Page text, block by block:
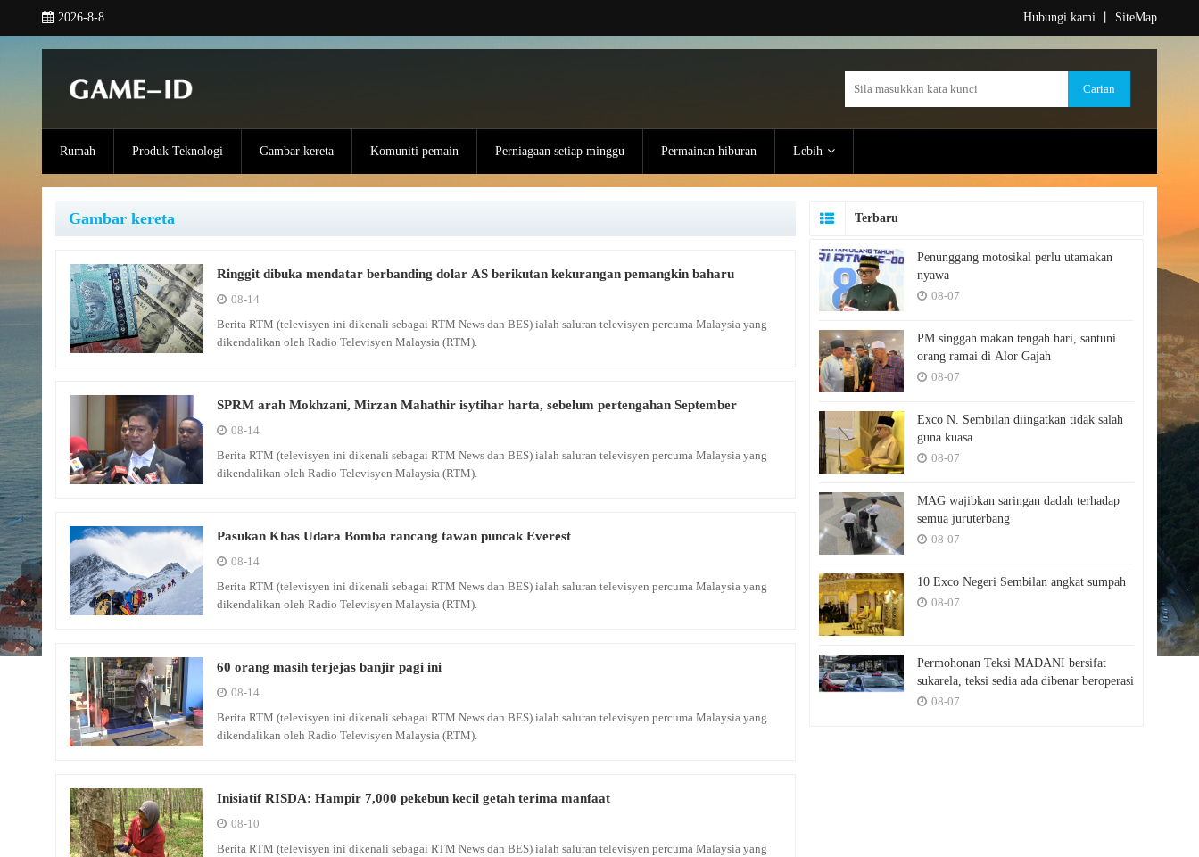
2026-8-8 Hubungi kami SiteMap
Rumah Produk Teknologi Gambar kereta Komuniti pemain Perniagaan setiap minggu Permainan hiburan Lebih
Gambar kereta
Ringgit dibuka mendatar berbanding dolar AS berikutan kekurangan pemangkin baharu
08-14
Berita RTM (televisyen ini dikenali sebagai RTM News dan BES) ialah saluran televisyen percuma Malaysia yang
dikendalikan oleh Radio Televisyen Malaysia (RTM).
SPRM arah Mokhzani, Mirzan Mahathir isytihar harta, sebelum pertengahan September
08-14
Berita RTM (televisyen ini dikenali sebagai RTM News dan BES) ialah saluran televisyen percuma Malaysia yang
dikendalikan oleh Radio Televisyen Malaysia (RTM).
Pasukan Khas Udara Bomba rancang tawan puncak Everest
08-14
Berita RTM (televisyen ini dikenali sebagai RTM News dan BES) ialah saluran televisyen percuma Malaysia yang
dikendalikan oleh Radio Televisyen Malaysia (RTM).
60 orang masih terjejas banjir pagi ini
08-14
Berita RTM (televisyen ini dikenali sebagai RTM News dan BES) ialah saluran televisyen percuma Malaysia yang
dikendalikan oleh Radio Televisyen Malaysia (RTM).
Inisiatif RISDA: Hampir 7,000 pekebun kecil getah terima manfaat
08-10
Berita RTM (televisyen ini dikenali sebagai RTM News dan BES) ialah saluran televisyen percuma Malaysia yang
Terbaru
Penunggang motosikal perlu utamakan
nyawa
08-07
PM singgah makan tengah hari, santuni
orang ramai di Alor Gajah
08-07
Exco N. Sembilan diingatkan tidak salah
guna kuasa
08-07
MAG wajibkan saringan dadah terhadap
semua juruterbang
08-07
10 Exco Negeri Sembilan angkat sumpah
08-07
Permohonan Teksi MADANI bersifat
sukarela, teksi sedia ada dibenar beroperasi
08-07